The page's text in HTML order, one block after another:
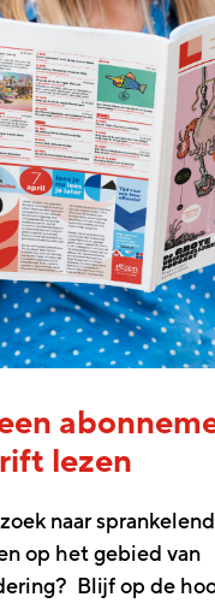
lezen
naar
op het gebied van
Blijf op de